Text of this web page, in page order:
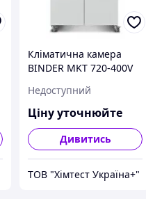
Кліматична камера
BINDER MKT 720-400V
Недоступний
Ціну уточнюйте
Дивитись
ТОВ "Хімтест Україна+"